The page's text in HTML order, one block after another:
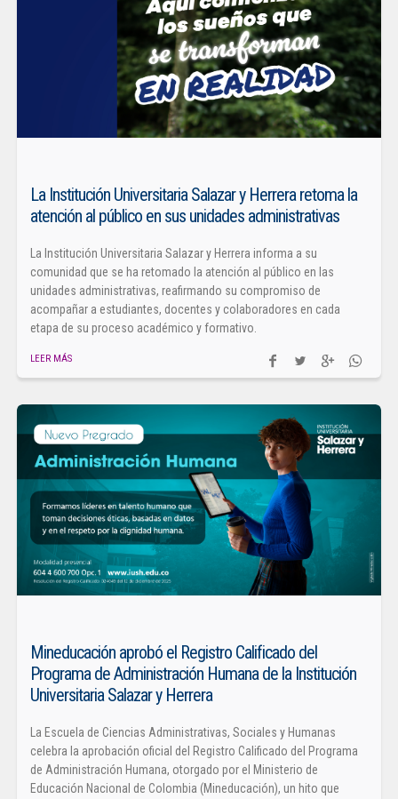
La Institución Universitaria Salazar y Herrera retoma la
atención al público en sus unidades administrativas
La Institución Universitaria Salazar y Herrera informa a su
comunidad que se ha retomado la atención al público en las
unidades administrativas, reafirmando su compromiso de
acompañar a estudiantes, docentes y colaboradores en cada
etapa de su proceso académico y formativo.
LEER MÁS
Mineducación aprobó el Registro Calificado del
Programa de Administración Humana de la Institución
Universitaria Salazar y Herrera
La Escuela de Ciencias Administrativas, Sociales y Humanas
celebra la aprobación oficial del Registro Calificado del Programa
de Administración Humana, otorgado por el Ministerio de
Educación Nacional de Colombia (Mineducación), un hito que